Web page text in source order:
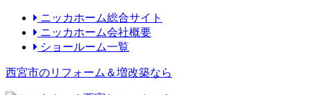
ニッカホーム総合サイト
ニッカホーム会社概要
ショールーム一覧
西宮市のリフォーム＆増改築なら